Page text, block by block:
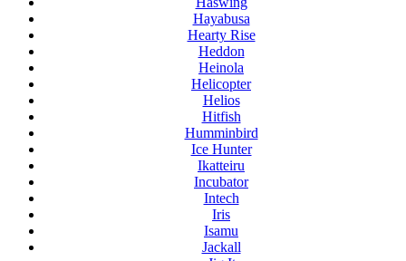
Hayabusa
Hearty Rise
Heddon
Heinola
Helicopter
Helios
Hitfish
Humminbird
Ice Hunter
Ikatteiru
Incubator
Intech
Iris
Isamu
Jackall